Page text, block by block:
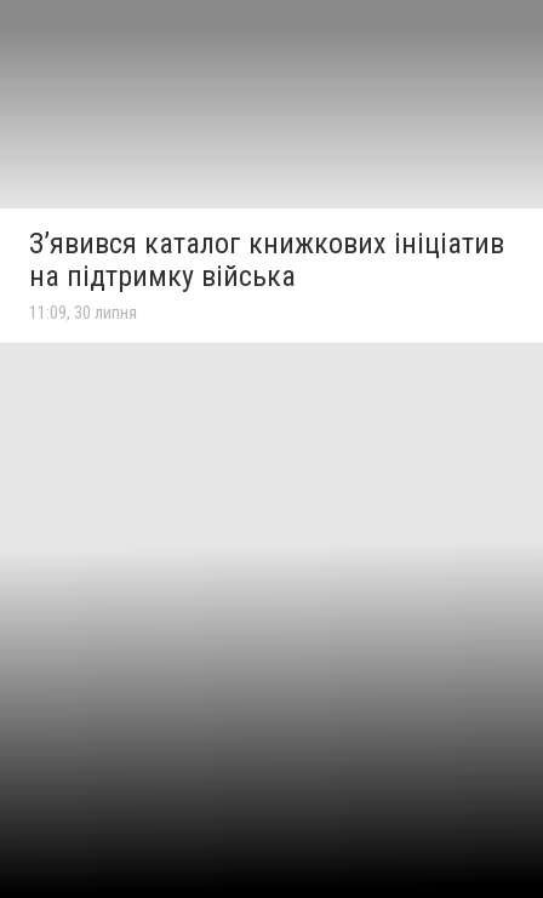
З’явився каталог книжкових ініціатив
на підтримку війська
11:09, 30 липня